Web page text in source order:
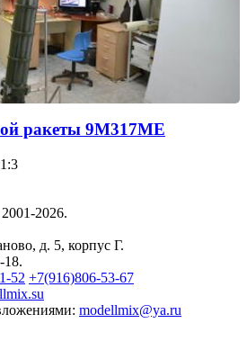
ракеты 9М317МЕ
2026.
д. 5, корпус Г.
52 +7(916)806-53-67
modellmix@ya.ru